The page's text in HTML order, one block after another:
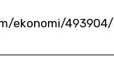
ekonomi/